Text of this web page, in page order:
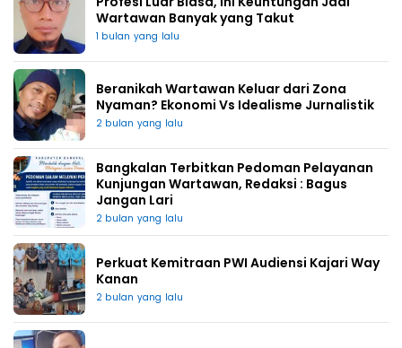
Wartawan Banyak yang Takut
1 bulan yang lalu
Beranikah Wartawan Keluar dari Zona
Nyaman? Ekonomi Vs Idealisme Jurnalistik
2 bulan yang lalu
Bangkalan Terbitkan Pedoman Pelayanan
Kunjungan Wartawan, Redaksi : Bagus
Jangan Lari
2 bulan yang lalu
Perkuat Kemitraan PWI Audiensi Kajari Way
Kanan
2 bulan yang lalu